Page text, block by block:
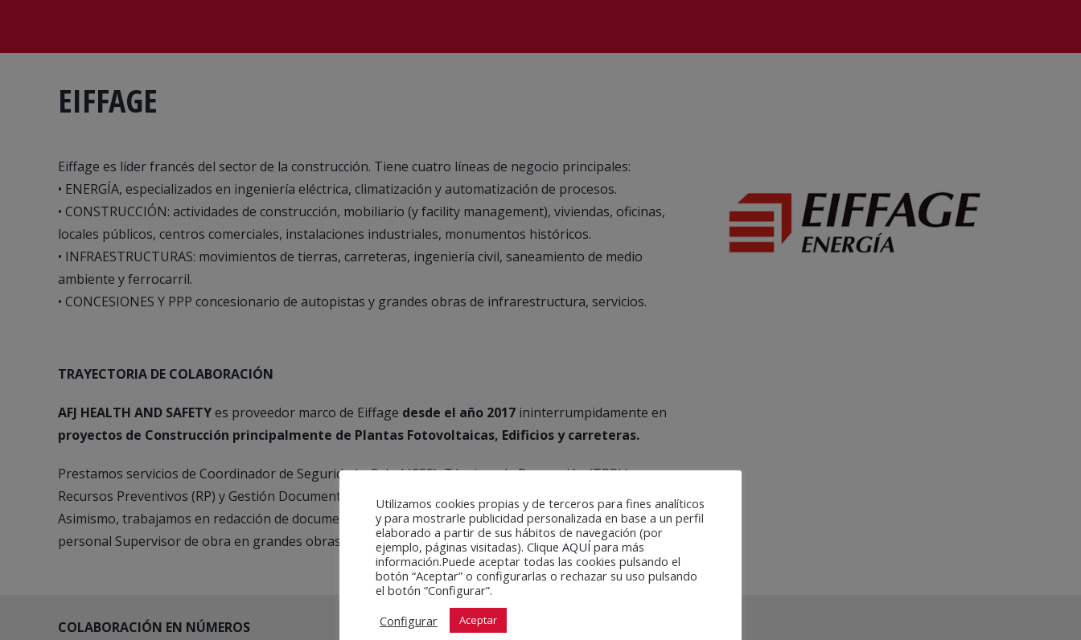
EIFFAGE
Eiffage es líder francés del sector de la construcción. Tiene cuatro líneas de negocio principales:
• ENERGÍA, especializados en ingeniería eléctrica, climatización y automatización de procesos.
• CONSTRUCCIÓN: actividades de construcción, mobiliario (y facility management), viviendas, oficinas,
locales públicos, centros comerciales, instalaciones industriales, monumentos históricos.
• INFRAESTRUCTURAS: movimientos de tierras, carreteras, ingeniería civil, saneamiento de medio
ambiente y ferrocarril.
• CONCESIONES Y PPP concesionario de autopistas y grandes obras de infrarestructura, servicios.
TRAYECTORIA DE COLABORACIÓN
AFJ HEALTH AND SAFETYes proveedor marco de Eiffage desde el año 2017 ininterrumpidamente en
proyectos de Construcción principalmente de Plantas Fotovoltaicas, Edificios y carreteras.
Prestamos servicios de Coordinador de Seguridad y Salud (CSS), Técnicos de Prevención (TPRL),
Recursos Preventivos (RP) y Gestión Documental de todas sus divisiones con plataforma AFJGestiona.
Asimismo, trabajamos en redacción de documentos preventivos de ESS, PSS, E.R. y Les proveemos de
personal Supervisor de obra en grandes obras.
COLABORACIÓN EN NÚMEROS
Utilizamos cookies propias y de terceros para fines analíticos
y para mostrarle publicidad personalizada en base a un perfil
elaborado a partir de sus hábitos de navegación (por
ejemplo, páginas visitadas). Clique AQUÍ para más
información.Puede aceptar todas las cookies pulsando el
botón “Aceptar” o configurarlas o rechazar su uso pulsando
el botón “Configurar”.
Configurar
Aceptar